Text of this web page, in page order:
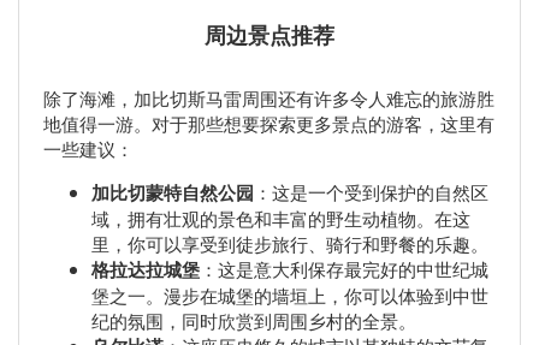
周边景点推荐
除了海滩，加比切斯马雷周围还有许多令人难忘的旅游胜
地值得一游。对于那些想要探索更多景点的游客，这里有
一些建议：
加比切蒙特自然公园 ：这是一个受到保护的自然区
域，拥有壮观的景色和丰富的野生动植物。在这
里，你可以享受到徒步旅行、骑行和野餐的乐趣。
格拉达拉城堡 ：这是意大利保存最完好的中世纪城
堡之一。漫步在城堡的墙垣上，你可以体验到中世
纪的氛围，同时欣赏到周围乡村的全景。